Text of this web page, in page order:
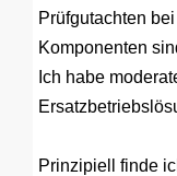
Prüfgutachten
Komponenten
Ich habe
Prinzipiell finde